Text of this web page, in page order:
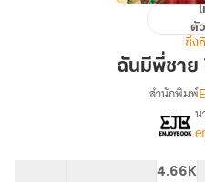
พี่
ตั
ซึ้ง
ฉันมีพี่ชาย
สำนักพิมพ์
น
4.66K